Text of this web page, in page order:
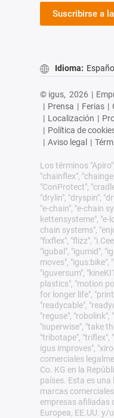
Suscribirse a
Idioma: Español
© igus, 2026 |
| Prensa | Ferias |
| Localización |
| Política de
| Aviso legal |
Los términos
"chainflex",
"ConProtect",
"drylin", "dryspin",
"e-chain", "e-chain
kettensysteme", "e-
chain systems",
"fixflex", "flizz",
"igubal", "igumid",
moves", "igus:bike",
"iguversum",
plastics", "motion
for longer life",
"readycable",
"reguse", "robolink",
"superwise", "take
"tribotape", "triflex",
igus improves",
comerciales
Co. KG en la
países. Esta es
marcas
empresas afiliadas
Europea, EE.UU. y/